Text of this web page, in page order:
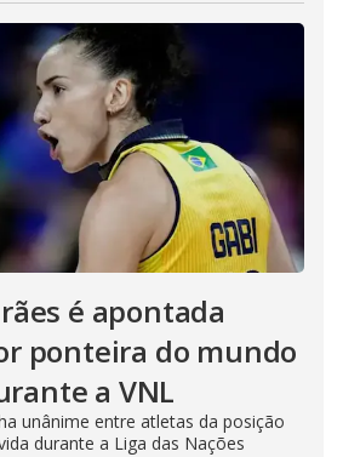
é apontada
ponteira do mundo
a VNL
unânime entre atletas da posição
durante a Liga das Nações